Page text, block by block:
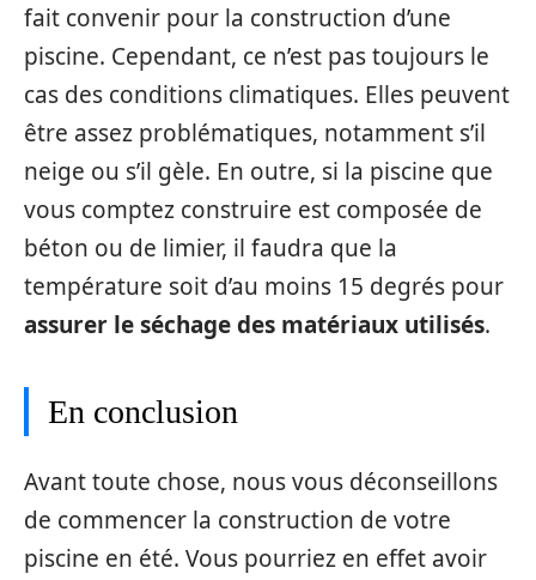
fait convenir pour la construction d’une
piscine. Cependant, ce n’est pas toujours le
cas des conditions climatiques. Elles peuvent
être assez problématiques, notamment s’il
neige ou s’il gèle. En outre, si la piscine que
vous comptez construire est composée de
béton ou de limier, il faudra que la
température soit d’au moins 15 degrés pour
assurer le séchage des matériaux utilisés.
En conclusion
Avant toute chose, nous vous déconseillons
de commencer la construction de votre
piscine en été. Vous pourriez en effet avoir